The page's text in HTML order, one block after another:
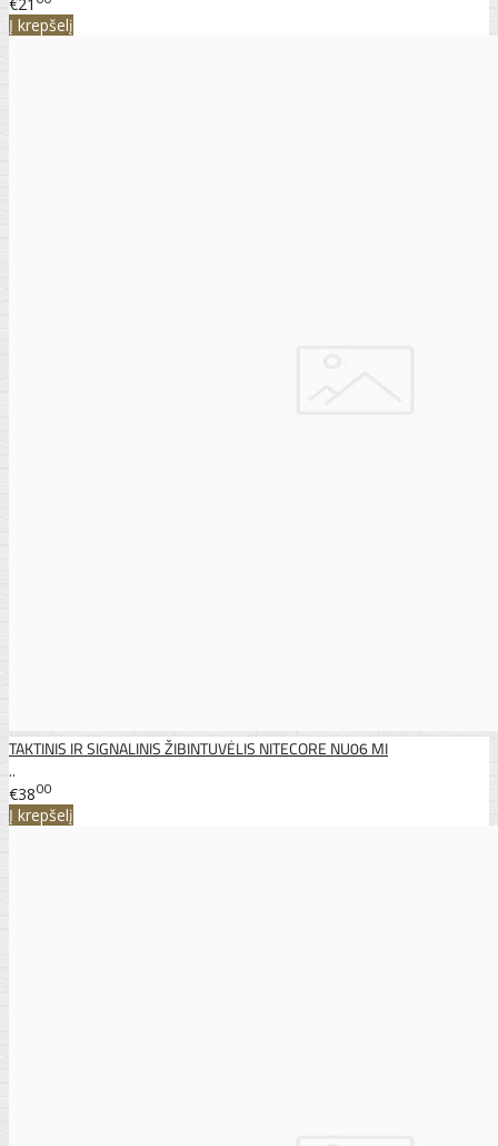
Į krepšelį
TAKTINIS IR SIGNALINIS ŽIBINTUVĖLIS NITECORE NU06 MI
..
€3800
Į krepšelį